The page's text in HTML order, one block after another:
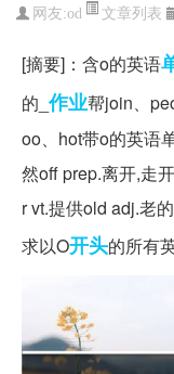
网友:od 文章列表
[摘要]：含o的英语
的_作业帮join、
oo、hot带o的英语
然off prep.离开,走
r vt.提供old adj.老
求以O开头的所有